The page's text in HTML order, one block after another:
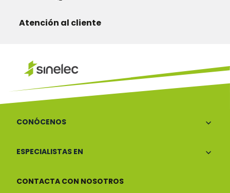
Atención al cliente
CONÓCENOS
ESPECIALISTAS EN
CONTACTA CON NOSOTROS